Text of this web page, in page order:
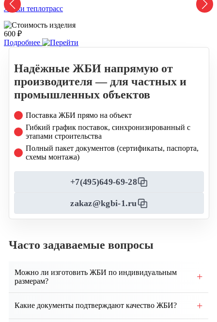
Лотки теплотрасс
600 ₽
Подробнее
Надёжные ЖБИ напрямую от
производителя — для частных и
промышленных объектов
Поставка ЖБИ прямо на объект
Гибкий график поставок, синхронизированный с
этапами строительства
Полный пакет документов (сертификаты, паспорта,
схемы монтажа)
+7(495)649-69-28
zakaz@kgbi-1.ru
Часто задаваемые вопросы
Можно ли изготовить ЖБИ по индивидуальным
размерам?
+
индивидуальным чертежам и техническим
Какие документы подтверждают качество ЖБИ? +